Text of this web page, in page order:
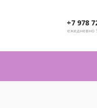
+7 978
ежедневно